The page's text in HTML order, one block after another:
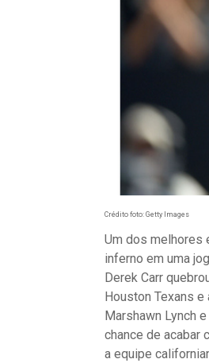
Crédito foto: Getty Images
Um dos melhores
inferno em uma
Derek Carr
Houston Texans
Marshawn Lynch
chance de acabar
a equipe